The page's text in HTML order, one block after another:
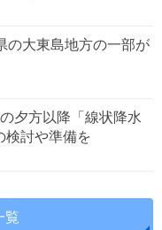
の大東島地方の一部が
夕方以降「線状降水
討や準備を
覧